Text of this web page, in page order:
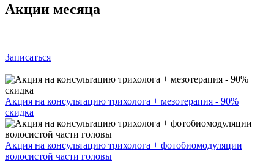
Акции месяца
Записаться
Акция на консультацию трихолога + мезотерапия - 90%
скидка
Акция на консультацию трихолога + фотобиомодуляции
волосистой части головы